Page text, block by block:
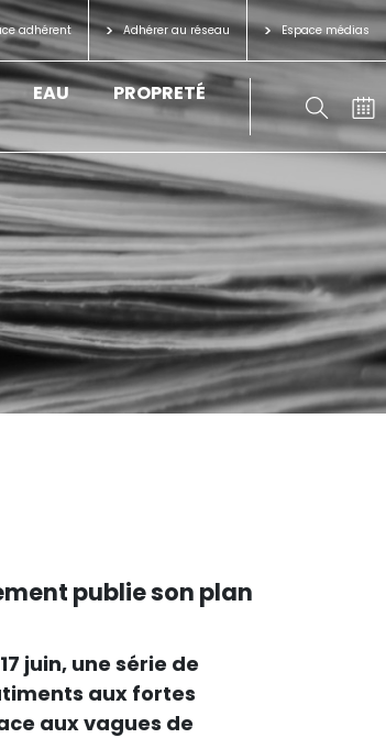
adhérent Adhérer au réseau Espace médias
EAU PROPRETÉ
publie son plan
juin, une série de
aux fortes
aux vagues de